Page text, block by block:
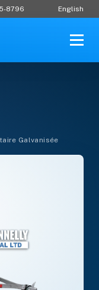
8796 English
Galvanisée